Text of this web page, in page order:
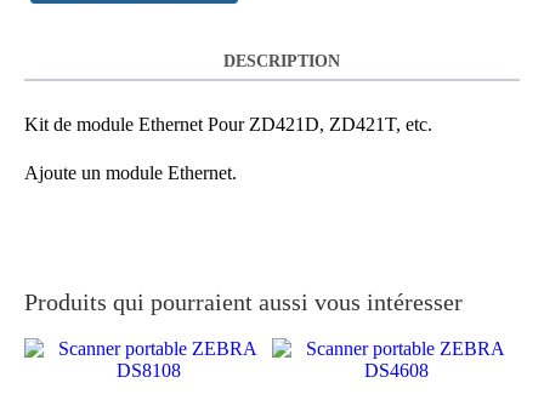
DESCRIPTION
Kit de module Ethernet Pour ZD421D, ZD421T, etc.
Ajoute un module Ethernet.
Produits qui pourraient aussi vous intéresser